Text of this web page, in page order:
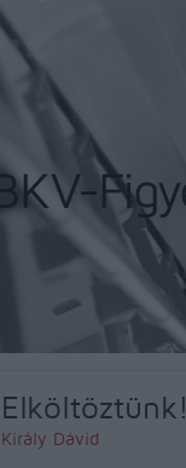
Elköltöztünk!
Király Dávid